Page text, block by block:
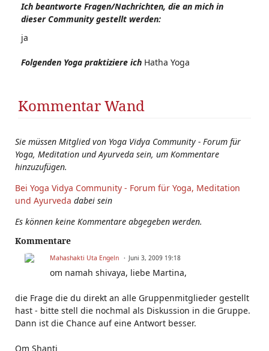
Ich beantworte Fragen/Nachrichten, die an mich in
dieser Community gestellt werden:
ja
Folgenden Yoga praktiziere ich Hatha Yoga
Kommentar Wand
Sie müssen Mitglied von Yoga Vidya Community - Forum für
Yoga, Meditation und Ayurveda sein, um Kommentare
hinzuzufügen.
Bei Yoga Vidya Community - Forum für Yoga, Meditation
und Ayurveda dabei sein
Es können keine Kommentare abgegeben werden.
Kommentare
Mahashakti Uta Engeln Juni 3, 2009 19:18
om namah shivaya, liebe Martina,
die Frage die du direkt an alle Gruppenmitglieder gestellt
hast - bitte stell die nochmal als Diskussion in die Gruppe.
Dann ist die Chance auf eine Antwort besser.
Om Shanti